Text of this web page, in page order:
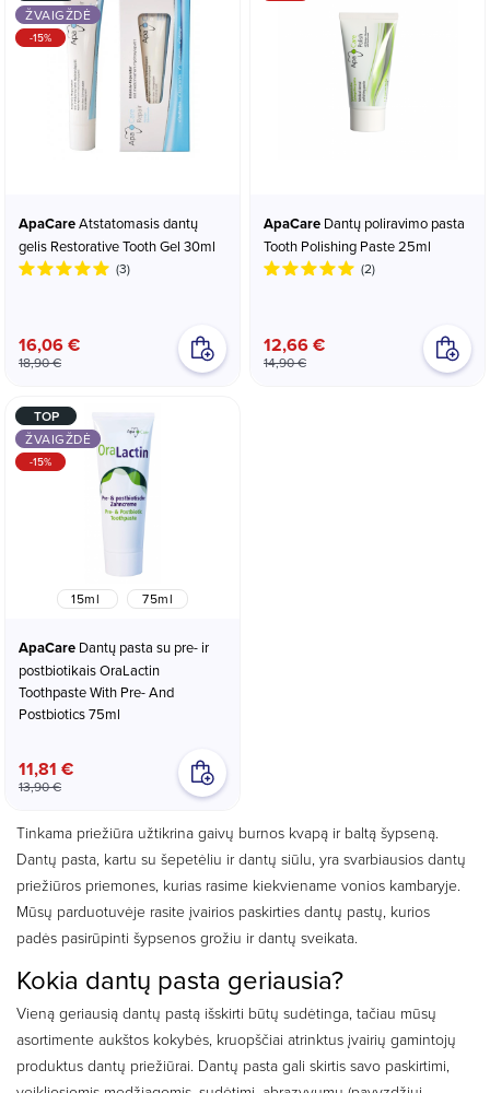
ApaCare
gelis Restorative Tooth Gel 30ml
(3)
16,06 €
18,90 €
ŽVAIGŽDĖ
-15%
ApaCare
Tooth Polishing Paste 25ml
(2)
12,66 €
14,90 €
15ml 75ml
ApaCare
postbiotikais OraLactin
Toothpaste With Pre- And
Postbiotics 75ml
11,81 €
13,90 €
TOP
ŽVAIGŽDĖ
-15%
Tinkama priežiūra užtikrina gaivų burnos kvapą ir baltą šypseną.
Dantų pasta, kartu su šepetėliu ir dantų siūlu, yra svarbiausios dantų
priežiūros priemones, kurias rasime kiekviename vonios kambaryje.
Mūsų parduotuvėje rasite įvairios paskirties dantų pastų, kurios
padės pasirūpinti šypsenos grožiu ir dantų sveikata.
Kokia dantų pasta geriausia?
Vieną geriausią dantų pastą išskirti būtų sudėtinga, tačiau mūsų
asortimente aukštos kokybės, kruopščiai atrinktus įvairių gamintojų
produktus dantų priežiūrai. Dantų pasta gali skirtis savo paskirtimi,